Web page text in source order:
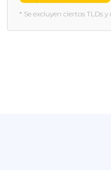
* Se excluyen ciertos TLDs